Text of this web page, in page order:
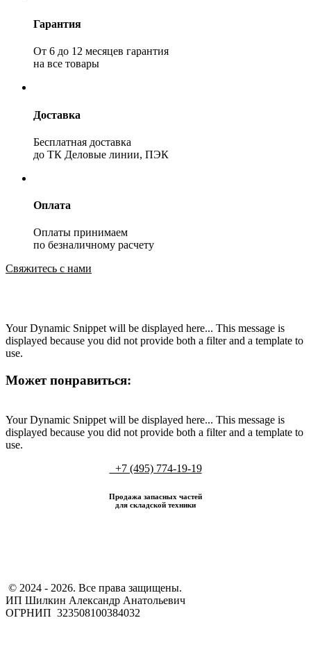
Гарантия
От 6 до 12 месяцев гарантия
на все товары
Доставка
Бесплатная доставка
до ТК Деловые линии, ПЭК
Оплата
Оплаты принимаем
по безналичному расчету
Свяжитесь с нами
Your Dynamic Snippet will be displayed here... This message is
displayed because you did not provide both a filter and a template to
use.
Может понравиться:
Your Dynamic Snippet will be displayed here... This message is
displayed because you did not provide both a filter and a template to
use.
+7 (495) 774-19-19
Продажа запасных частей
для складской техники
​ © 2024 - 2026. Все права защищены.
ИП Шилкин Александр Анатольевич
ОГРНИП 323508100384032